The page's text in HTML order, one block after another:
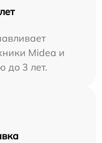
Midea и
до 3 лет.